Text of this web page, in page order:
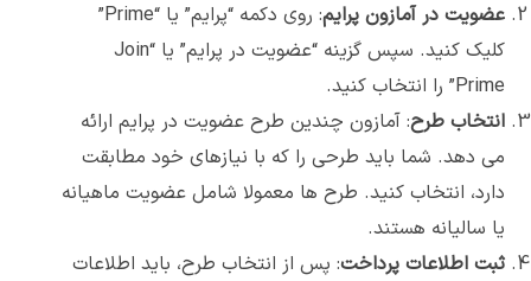
عضویت در آمازون پرایم
: روی دکمه “پرایم” یا “Prime”
کلیک کنید. سپس گزینه “عضویت در پرایم” یا “Join
Prime” را انتخاب کنید.
انتخاب طرح: آمازون چندین طرح عضویت در پرایم ارائه
می دهد. شما باید طرحی را که با نیازهای خود مطابقت
دارد، انتخاب کنید. طرح ها معمولا شامل عضویت ماهیانه
یا سالیانه هستند.
ثبت اطلاعات پرداخت: پس از انتخاب طرح، باید اطلاعات